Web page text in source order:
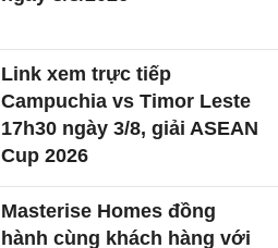
Link xem trực tiếp
Campuchia vs Timor Leste
17h30 ngày 3/8, giải ASEAN
Cup 2026
Masterise Homes đồng
hành cùng khách hàng với